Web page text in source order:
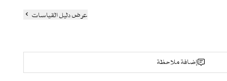
عرض دليل القياسات
إضافة ملاحظة